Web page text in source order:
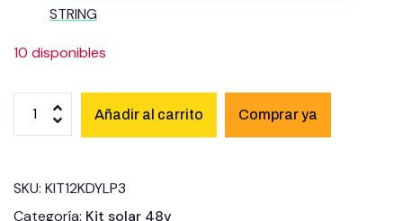
STRING
10 disponibles
Añadir al carrito
SKU: KIT12KDYLP3
Categoría: Kit solar 48v